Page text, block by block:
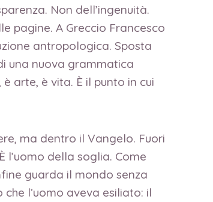
Non dell’ingenuità.
pagine. A Greccio Francesco
antropologica. Sposta
una nuova grammatica
arte, è vita. È il punto in cui
ma dentro il Vangelo. Fuori
della soglia. Come
guarda il mondo senza
l’uomo aveva esiliato: il